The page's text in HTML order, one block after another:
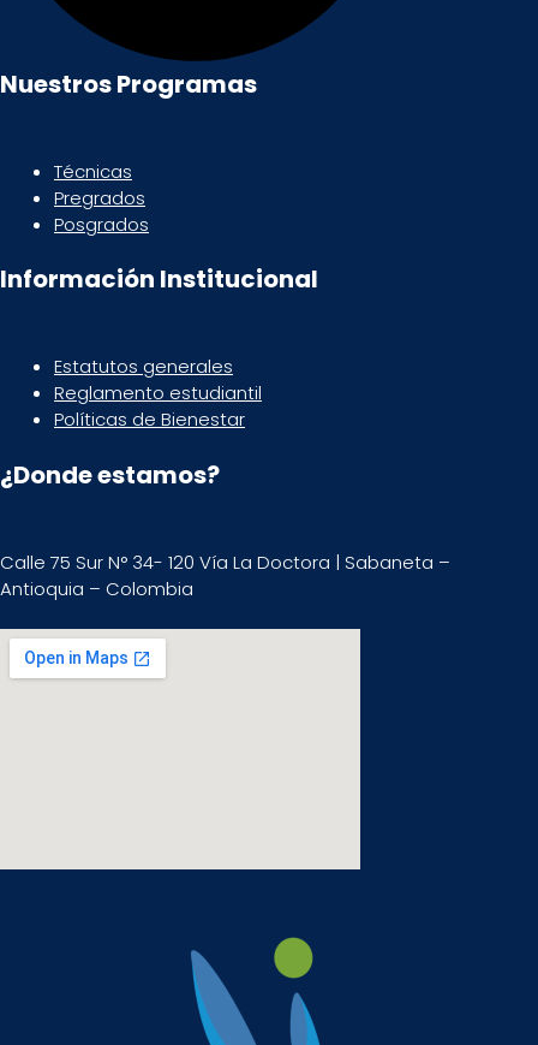
Nuestros Programas
Técnicas
Pregrados
Posgrados
Información Institucional
Estatutos generales
Reglamento estudiantil
Políticas de Bienestar
¿Donde estamos?
Calle 75 Sur N° 34- 120 Vía La Doctora | Sabaneta –
Antioquia – Colombia